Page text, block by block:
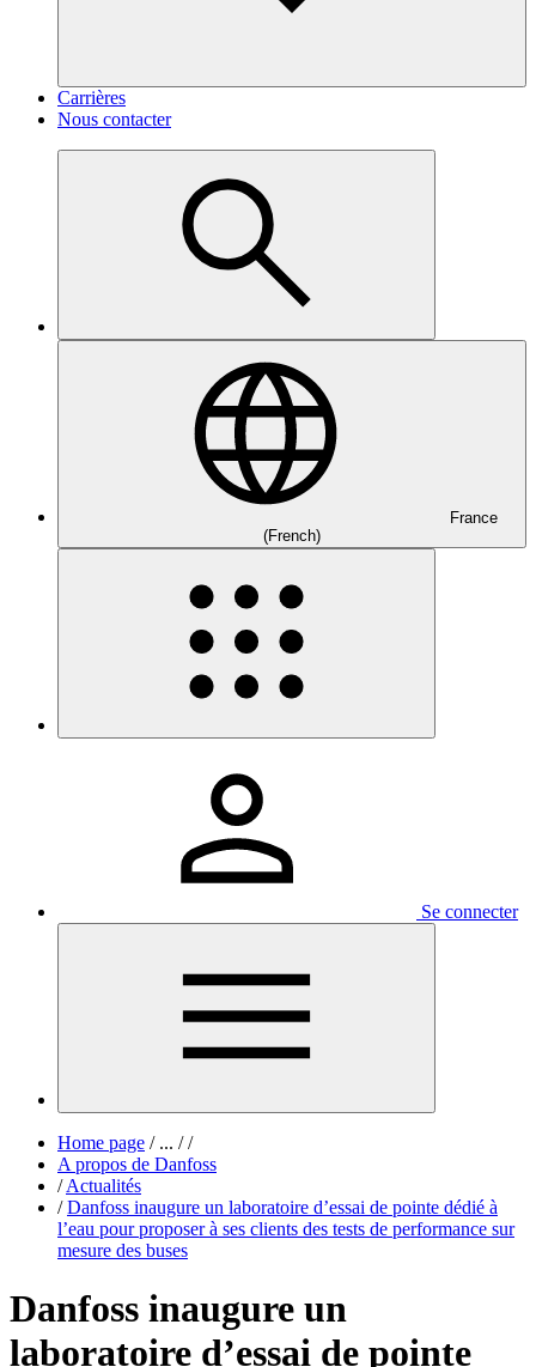
Carrières
Nous contacter
France
(French)
Se connecter
Home page /... / /
A propos de Danfoss
/ Actualités
/ Danfoss inaugure un laboratoire d’essai de pointe dédié à
l’eau pour proposer à ses clients des tests de performance sur
mesure des buses
Danfoss inaugure un
laboratoire d’essai de pointe